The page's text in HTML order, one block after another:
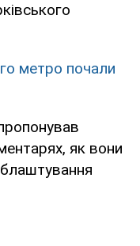
метро почали
як вони